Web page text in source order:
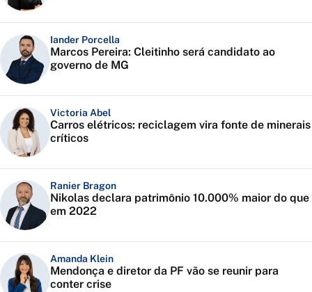
Iander Porcella
Marcos Pereira: Cleitinho será candidato ao
governo de MG
Victoria Abel
Carros elétricos: reciclagem vira fonte de minerais
críticos
Ranier Bragon
Nikolas declara patrimônio 10.000% maior do que
em 2022
Amanda Klein
Mendonça e diretor da PF vão se reunir para
conter crise